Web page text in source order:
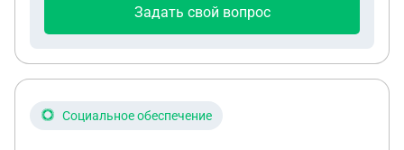
Задать свой вопрос
Социальное обеспечение